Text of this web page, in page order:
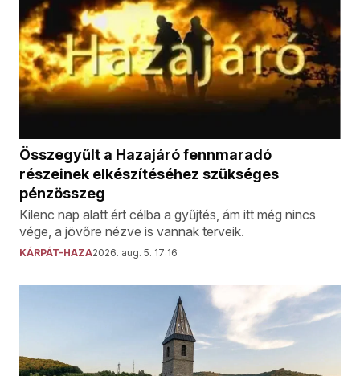
Összegyűlt a Hazajáró fennmaradó
részeinek elkészítéséhez szükséges
pénzösszeg
Kilenc nap alatt ért célba a gyűjtés, ám itt még nincs
vége, a jövőre nézve is vannak terveik.
KÁRPÁT-HAZA2026. aug. 5. 17:16